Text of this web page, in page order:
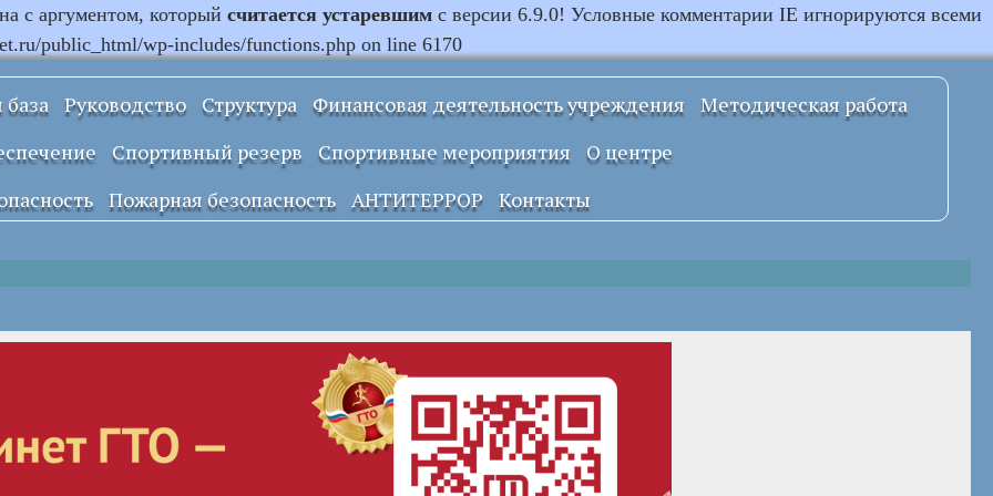
с аргументом, который считается устаревшим с версии 6.9.0! Условные комментарии IE игнорируются всеми
public_html/wp-includes/functions.php on line 6170
Руководство Структура
Финансовая деятельность учреждения
Информация о
закупках и заказах
Методическая работа
Спортивный резерв Спортивные мероприятия
О центре
УСТАВ
Пожарная безопасность АНТИТЕРРОР Контакты